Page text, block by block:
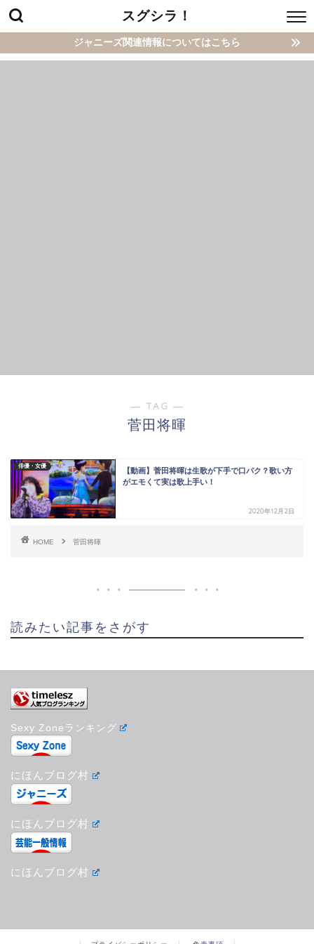
スグシラ！
ジャニーズ関連情報についてはこちら
― TAG ―
菅田将暉
俳優・女優
【動画】菅田将暉は生歌が下手で口パク？歌い方
がエモくて実は歌上手い！
2020年12月2日
HOME 菅田将暉
読みたい記事をさがす
Sexy Zoneランキング
にほんブログ村
にほんブログ村
にほんブログ村